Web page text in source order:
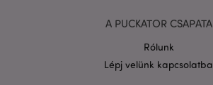
A PUCKATOR CSAPATA
Rólunk
Lépj velünk kapcsolatba